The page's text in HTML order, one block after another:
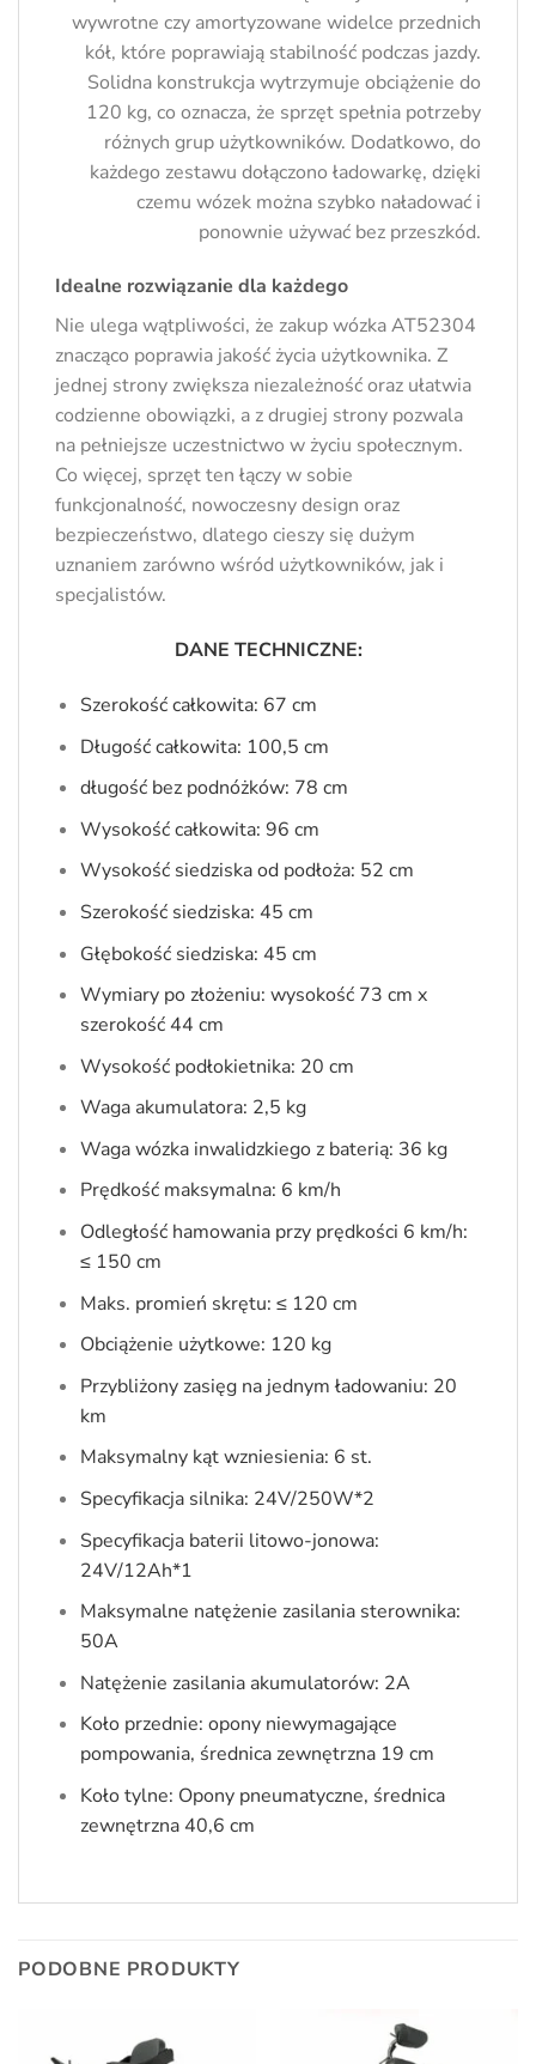
wywrotne czy amortyzowane widelce przednich
kół, które poprawiają stabilność podczas jazdy.
Solidna konstrukcja wytrzymuje obciążenie do
120 kg, co oznacza, że sprzęt spełnia potrzeby
różnych grup użytkowników. Dodatkowo, do
każdego zestawu dołączono ładowarkę, dzięki
czemu wózek można szybko naładować i
ponownie używać bez przeszkód.
Idealne rozwiązanie dla każdego
Nie ulega wątpliwości, że zakup wózka AT52304
znacząco poprawia jakość życia użytkownika. Z
jednej strony zwiększa niezależność oraz ułatwia
codzienne obowiązki, a z drugiej strony pozwala
na pełniejsze uczestnictwo w życiu społecznym.
Co więcej, sprzęt ten łączy w sobie
funkcjonalność, nowoczesny design oraz
bezpieczeństwo, dlatego cieszy się dużym
uznaniem zarówno wśród użytkowników, jak i
specjalistów.
DANE TECHNICZNE:
Szerokość całkowita: 67 cm
Długość całkowita: 100,5 cm
długość bez podnóżków: 78 cm
Wysokość całkowita: 96 cm
Wysokość siedziska od podłoża: 52 cm
Szerokość siedziska: 45 cm
Głębokość siedziska: 45 cm
Wymiary po złożeniu: wysokość 73 cm x
szerokość 44 cm
Wysokość podłokietnika: 20 cm
Waga akumulatora: 2,5 kg
Waga wózka inwalidzkiego z baterią: 36 kg
Prędkość maksymalna: 6 km/h
Odległość hamowania przy prędkości 6 km/h:
≤ 150 cm
Maks. promień skrętu: ≤ 120 cm
Obciążenie użytkowe: 120 kg
Przybliżony zasięg na jednym ładowaniu: 20
km
Maksymalny kąt wzniesienia: 6 st.
Specyfikacja silnika: 24V/250W*2
Specyfikacja baterii litowo-jonowa:
24V/12Ah*1
Maksymalne natężenie zasilania sterownika:
50A
Natężenie zasilania akumulatorów: 2A
Koło przednie: opony niewymagające
pompowania, średnica zewnętrzna 19 cm
Koło tylne: Opony pneumatyczne, średnica
zewnętrzna 40,6 cm
PODOBNE PRODUKTY